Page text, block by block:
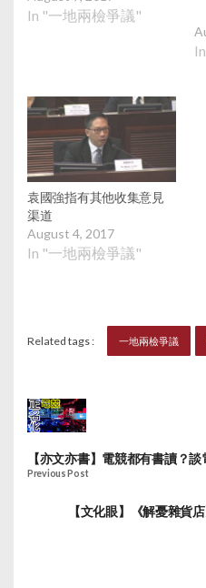
In "一地兩檢爭議"
袁國強指有其他收集意見
渠道
August 4, 2017
In "一地兩檢爭議"
Related tags : 一地兩檢爭議
【亦文亦書】電競都有書讀？談
Previous Post
【文化眼】《解憂雜貨